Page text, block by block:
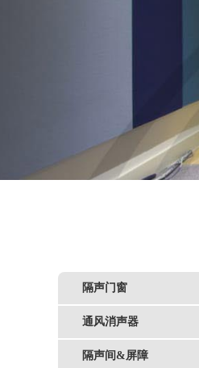
隔声门窗
通风消声器
隔声间&屏障